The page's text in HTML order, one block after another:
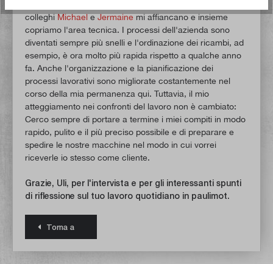
colleghiMichaeleJermainemi affiancano e insieme
copriamo l'area tecnica. I processi dell'azienda sono
diventati sempre più snelli e l'ordinazione dei ricambi, ad
esempio, è ora molto più rapida rispetto a qualche anno
fa. Anche l'organizzazione e la pianificazione dei
processi lavorativi sono migliorate costantemente nel
corso della mia permanenza qui. Tuttavia, il mio
atteggiamento nei confronti del lavoro non è cambiato:
Cerco sempre di portare a termine i miei compiti in modo
rapido, pulito e il più preciso possibile e di preparare e
spedire le nostre macchine nel modo in cui vorrei
riceverle io stesso come cliente.
Grazie, Uli, per l'intervista e per gli interessanti spunti
di riflessione sul tuo lavoro quotidiano in paulimot.
Torna a